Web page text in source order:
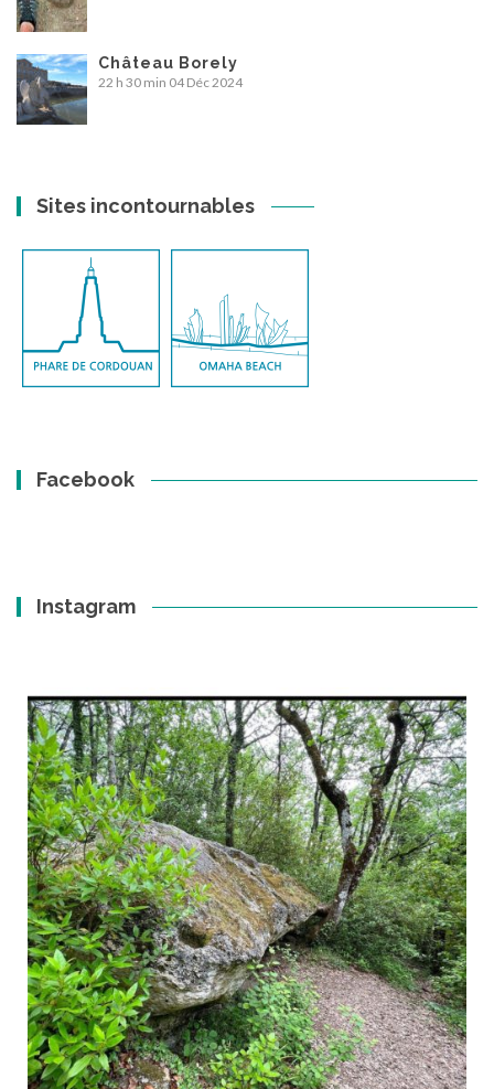
Château Borely
22 h 30 min 04 Déc 2024
Sites incontournables
Facebook
Instagram